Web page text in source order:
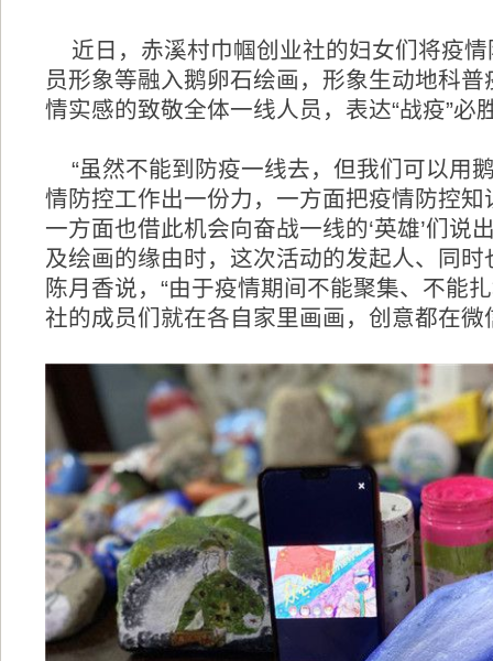
近日，赤溪村巾帼创业社的妇女们将疫
员形象等融入鹅卵石绘画，形象生动地科
情实感的致敬全体一线人员，表达“战疫”必
“虽然不能到防疫一线去，但我们可以用
情防控工作出一份力，一方面把疫情防控知
一方面也借此机会向奋战一线的‘英雄’们说
及绘画的缘由时，这次活动的发起人、同时
陈月香说，“由于疫情期间不能聚集、不能
社的成员们就在各自家里画画，创意都在微